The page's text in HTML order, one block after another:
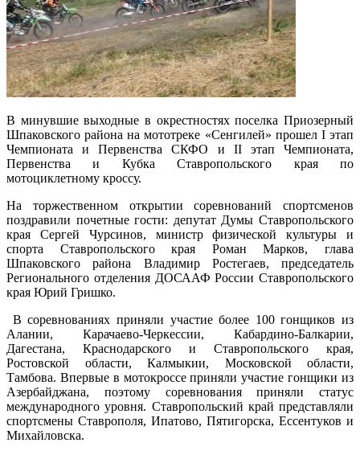
В минувшие выходные в окрестностях поселка Приозерный
Шпаковского района на мототреке «Сенгилей» прошел I этап
Чемпионата и Первенства СКФО и II этап Чемпионата,
Первенства и Кубка Ставропольского края по
мотоциклетному кроссу.
На торжественном открытии соревнований спортсменов
поздравили почетные гости: депутат Думы Ставропольского
края Сергей Чурсинов, министр физической культуры и
спорта Ставропольского края Роман Марков, глава
Шпаковского района Владимир Ростегаев, председатель
Регионального отделения ДОСААФ России Ставропольского
края Юрий Гришко.
В соревнованиях приняли участие более 100 гонщиков из
Алании, Карачаево-Черкессии, Кабардино-Балкарии,
Дагестана, Краснодарского и Ставропольского края,
Ростовской области, Калмыкии, Московской области,
Тамбова. Впервые в мотокроссе приняли участие гонщики из
Азербайджана, поэтому соревнования приняли статус
международного уровня. Ставропольский край представляли
спортсмены Ставрополя, Ипатово, Пятигорска, Ессентуков и
Михайловска.